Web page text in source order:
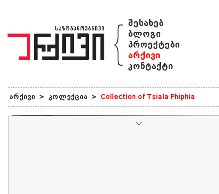
{ შესახებ
ბლოგი
პროექტები
არქივი
კონტაქტი
არქივი > კოლექცია > Collection of Tsiala Phiphia